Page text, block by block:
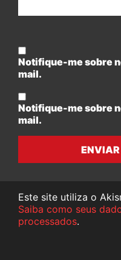
Notifique-me sobre
mail.
Notifique-me sobre
mail.
Este site utiliza o
Saiba como seus
processados.